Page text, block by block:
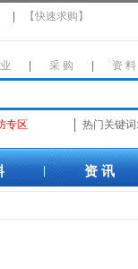
【快速求购】
采 购 资 料
专区 热门关键词:
资 讯